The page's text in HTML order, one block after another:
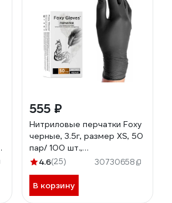
555 ₽
Нитриловые перчатки Foxy
черные, 3.5г, размер ХS, 50
пар/ 100 шт.,
46311614774804
4.6(25) 30730658
В корзину